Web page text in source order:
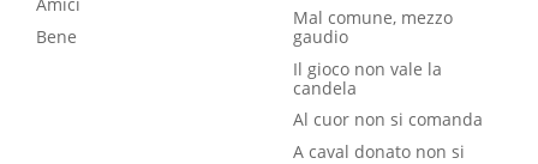
Amici
Bene
Mal comune, mezzo
gaudio
Il gioco non vale la
candela
Al cuor non si comanda
A caval donato non si